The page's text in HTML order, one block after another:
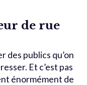
de rue
des publics qu’on
Et c’est pas
énormément de